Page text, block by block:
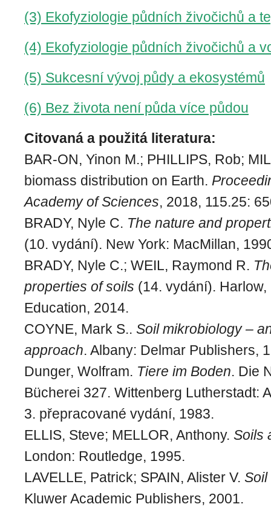
(3) Ekofyziologie půdních živočichů a
(4) Ekofyziologie půdních živočichů a
(5) Sukcesní vývoj půdy a ekosystémů
(6) Bez života není půda více půdou
Citovaná a použitá literatura:
BAR-ON, Yinon M.; PHILLIPS, Rob;
biomass distribution on Earth.
Academy of Sciences, 2018, 115.25:
BRADY, Nyle C. The nature and
(10. vydání). New York: MacMillan,
BRADY, Nyle C.; WEIL, Raymond R.
properties of soils (14. vydání).
Education, 2014.
COYNE, Mark S.. Soil mikrobiology –
approach. Albany: Delmar Publishers,
Dunger, Wolfram. Tiere im Boden. Die
Bücherei 327. Wittenberg Lutherstadt:
3. přepracované vydání, 1983.
ELLIS, Steve; MELLOR, Anthony. Soils
London: Routledge, 1995.
LAVELLE, Patrick; SPAIN, Alister V. Soil
Kluwer Academic Publishers, 2001.